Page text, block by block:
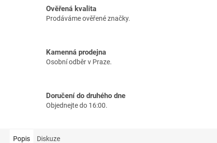
Ověřená kvalita
Prodáváme ověřené značky.
Kamenná prodejna
Osobní odběr v Praze.
Doručení do druhého dne
Objednejte do 16:00.
Popis Diskuze